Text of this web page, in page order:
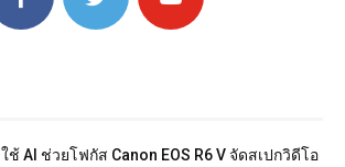
ใช้ AI ช่วยโฟกัส Canon EOS R6 V จัดสเปกวิดีโอ